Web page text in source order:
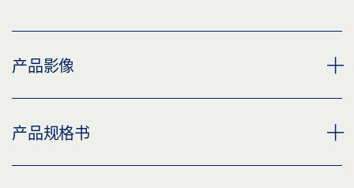
产品影像
暗装拉手，椭圆形
产品规格书